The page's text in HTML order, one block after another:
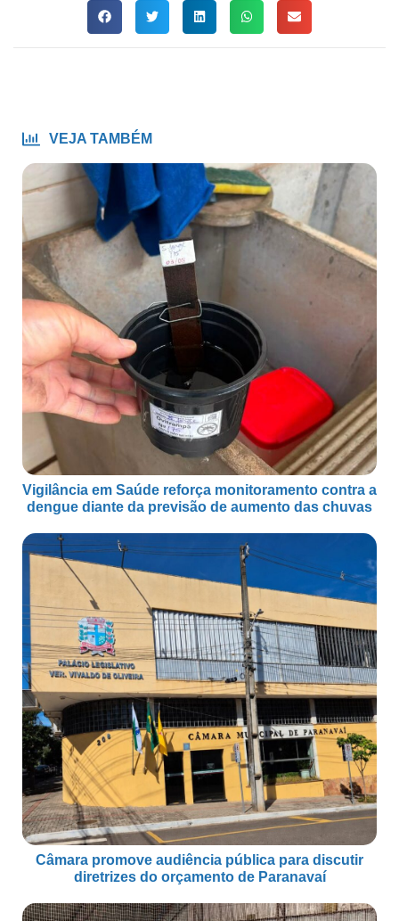
VEJA TAMBÉM
Vigilância em Saúde reforça monitoramento contra a
dengue diante da previsão de aumento das chuvas
Câmara promove audiência pública para discutir
diretrizes do orçamento de Paranavaí